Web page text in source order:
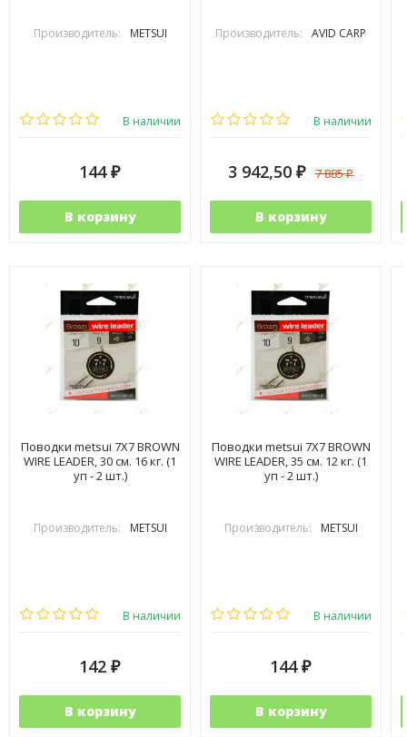
Производитель: METSUI
В наличии
144 ₽
В корзину
Производитель: AVID CARP
В наличии
3 942,50 ₽ 7 885₽
В корзину
Поводки metsui 7X7 BROWN
WIRE LEADER, 30 см. 16 кг. (1
уп - 2 шт.)
Производитель: METSUI
В наличии
142 ₽
В корзину
Поводки metsui 7X7 BROWN
WIRE LEADER, 35 см. 12 кг. (1
уп - 2 шт.)
Производитель: METSUI
В наличии
144 ₽
В корзину